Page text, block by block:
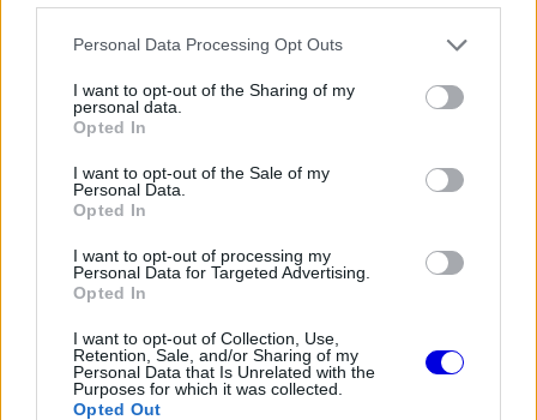
Please note that this website/app uses one or more Google
not limited to your visit or usage behaviour. You may click to
grant or deny consent to Google and its third-party tags to
use your data for below specified purposes in below Google
consent section.
Personal Data Processing Opt Outs
I want to opt-out of the Sharing of my
personal data.
Opted In
I want to opt-out of the Sale of my
Personal Data.
Opted In
I want to opt-out of processing my
Personal Data for Targeted Advertising.
Opted In
I want to opt-out of Collection, Use,
Retention, Sale, and/or Sharing of my
Personal Data that Is Unrelated with the
Purposes for which it was collected.
Opted Out
FORMA-1
A McLaren korábbi szerelője
debütálásáról
suttognak a Red Bullnál
FORMA-1
Kockázatos ötlettel villant a
Ferrari, hamarosan mindenki ezt